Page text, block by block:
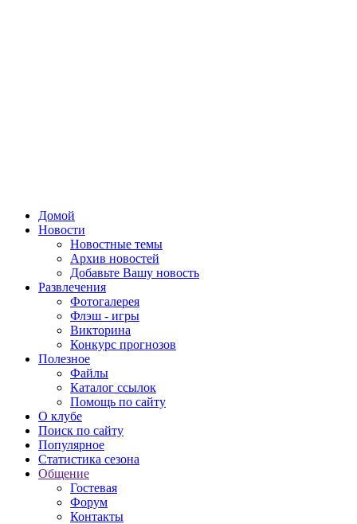
Домой
Новости
Новостные темы
Архив новостей
Добавьте Вашу новость
Развлечения
Фотогалерея
Флэш - игры
Викторина
Конкурс прогнозов
Полезное
Файлы
Каталог ссылок
Помощь по сайту
О клубе
Поиск по сайту
Популярное
Статистика сезона
Общение
Гостевая
Форум
Контакты